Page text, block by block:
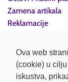
Ova web
(cookie) u
iskustva,
Zamena artikala
Reklamacije
Politika privatnosti
Kontakt